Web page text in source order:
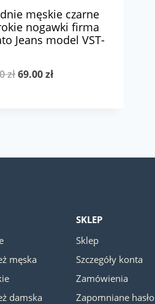
męskie czarne
nogawki firma
Jeans model VST-
złPierwotna
69.00złAktualna
męska
damska
SKLEP
Sklep
Szczegóły konta
Zamówienia
Zapomniane hasło